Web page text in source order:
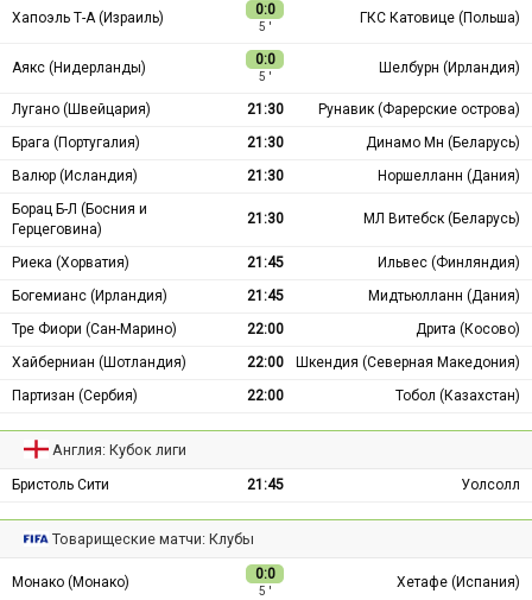
Хапоэль Т-А (Израиль) 0:0
5 ′
ГКС Катовице (Польша)
Аякс (Нидерланды) 0:0
5 ′
Шелбурн (Ирландия)
Лугано (Швейцария) 21:30
Рунавик (Фарерские острова)
Брага (Португалия)
21:30
Динамо Мн (Беларусь)
Валюр (Исландия)
21:30
Норшелланн (Дания)
Борац Б-Л (Босния и
Герцеговина)
21:30 МЛ Витебск (Беларусь)
Риека (Хорватия) 21:45
Ильвес (Финляндия)
Богемианс (Ирландия)
21:45
Мидтьюлланн (Дания)
Тре Фиори (Сан-Марино)
22:00
Дрита (Косово)
Хайберниан (Шотландия)
22:00
Шкендия (Северная Македония)
Партизан (Сербия)
22:00 Тобол (Казахстан)
Англия: Кубок лиги
Бристоль Сити 21:45 Уолсолл
Товарищеские матчи: Клубы
Монако (Монако) 0:0
5 ′
Хетафе (Испания)